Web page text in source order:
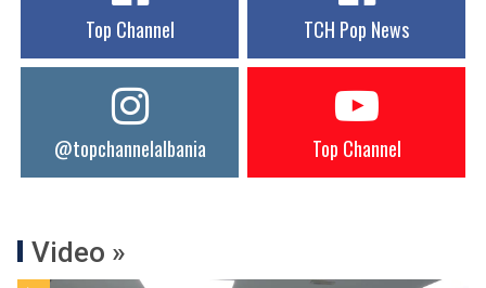
Top Channel TCH Pop News
@topchannelalbania Top Channel
Video »